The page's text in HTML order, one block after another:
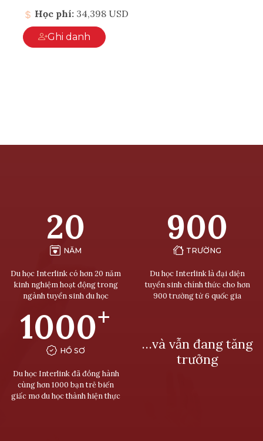
Học phí: 34,398 USD
Ghi danh
20
NĂM
Du học Interlink có hơn 20 năm
kinh nghiệm hoạt động trong
ngành tuyển sinh du học
900
TRƯỜNG
Du học Interlink là đại diện
tuyển sinh chính thức cho hơn
900 trường từ 6 quốc gia
1000+
HỒ SƠ
Du học Interlink đã đồng hành
cùng hơn 1000 bạn trẻ biến
giấc mơ du học thành hiện thực
…và vẫn đang tăng
trưởng